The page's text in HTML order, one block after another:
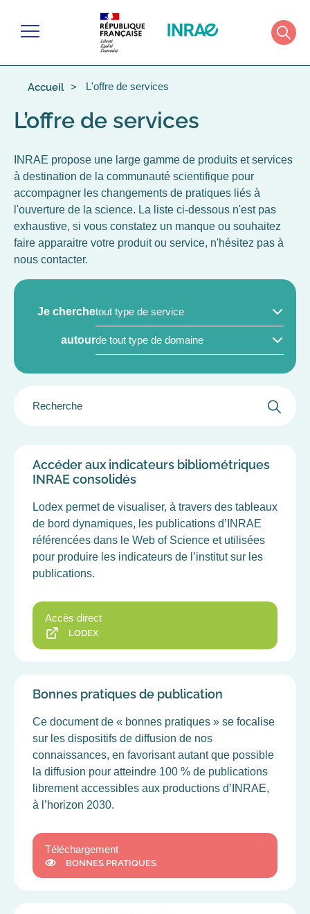
Menu
Accueil L'offre de services
L’offre de services
INRAE propose une large gamme de produits et services
à destination de la communauté scientifique pour
accompagner les changements de pratiques liés à
l'ouverture de la science. La liste ci-dessous n'est pas
exhaustive, si vous constatez un manque ou souhaitez
faire apparaitre votre produit ou service, n'hésitez pas à
nous contacter.
Je chercheTYPE
(FIELD_PRODUCT_SERVICE)
autour DOMAINES
CHAMPS
Accéder aux indicateurs bibliométriques
INRAE consolidés
Lodex permet de visualiser, à travers des tableaux
de bord dynamiques, les publications d’INRAE
référencées dans le Web of Science et utilisées
pour produire les indicateurs de l’institut sur les
publications.
Accès direct
LODEX
Bonnes pratiques de publication
Ce document de « bonnes pratiques » se focalise
sur les dispositifs de diffusion de nos
connaissances, en favorisant autant que possible
la diffusion pour atteindre 100 % de publications
librement accessibles aux productions d’INRAE,
à l’horizon 2030.
Téléchargement
BONNES PRATIQUES